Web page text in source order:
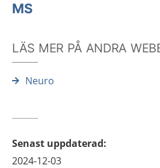
MS
LÄS MER PÅ ANDRA
Neuro
Senast uppdaterad:
2024-12-03